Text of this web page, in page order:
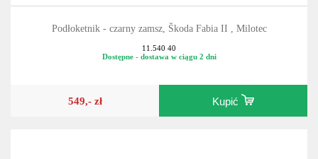
Podłoketnik - czarny zamsz, Škoda Fabia II , Milotec
11.540 40
Dostępne - dostawa w ciągu 2 dni
549,- zł Kupić